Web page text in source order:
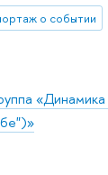
о событии